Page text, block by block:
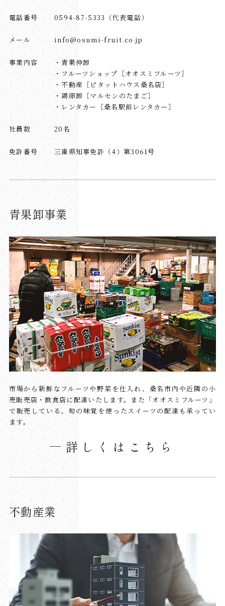
電話番号 0594-87-5333（代表電話）
メール info@osumi-fruit.co.jp
事業内容
・青果仲卸
・フルーツショップ［オオスミフルーツ］
・不動産［ピタットハウス桑名店］
・鶏卵卸［マルセンのたまご］
・レンタカー［桑名駅前レンタカー］
社員数 20名
免許番号 三重県知事免許（4）第3061号
青果卸事業
市場から新鮮なフルーツや野菜を仕入れ、桑名市内や近隣の小
売販売店・飲食店に配達いたします。また「オオスミフルーツ」
で販売している、旬の味覚を使ったスイーツの配達も承ってい
ます。
詳しくはこちら
不動産業